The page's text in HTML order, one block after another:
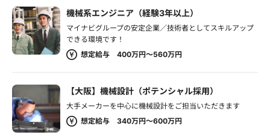
機械系エンジニア（経験3年以上）
マイナビグループの安定企業／技術者としてスキルアップ
できる環境です！
想定給与 400万円～560万円
【大阪】機械設計（ポテンシャル採用）
大手メーカーを中心に機械設計をご担当いただきます
想定給与 340万円～600万円